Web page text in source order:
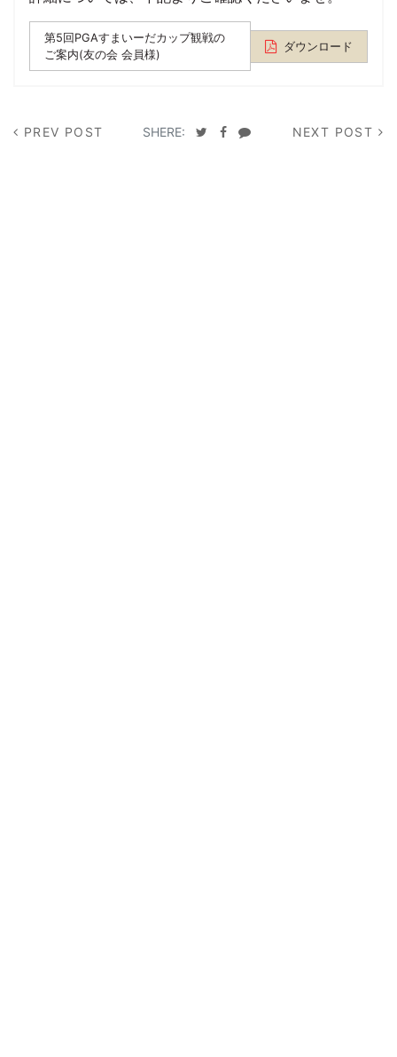
第5回PGAすまいーだカップ観戦の
ご案内(友の会 会員様)
ダウンロード
PREV POST SHERE: NEXT POST